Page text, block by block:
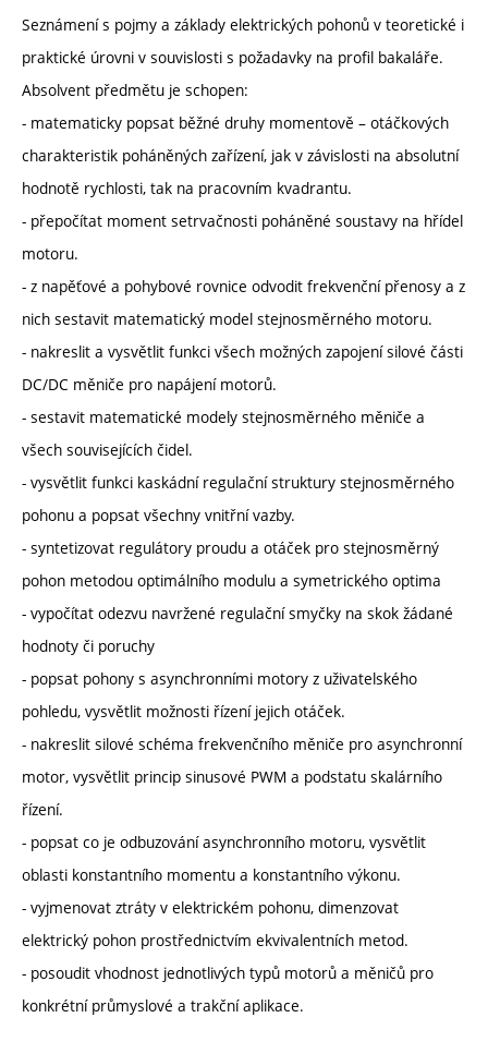
Seznámení s pojmy a základy elektrických pohonů v teoretické i
praktické úrovni v souvislosti s požadavky na profil bakaláře.
Absolvent předmětu je schopen:
- matematicky popsat běžné druhy momentově – otáčkových
charakteristik poháněných zařízení, jak v závislosti na absolutní
hodnotě rychlosti, tak na pracovním kvadrantu.
- přepočítat moment setrvačnosti poháněné soustavy na hřídel
motoru.
- z napěťové a pohybové rovnice odvodit frekvenční přenosy a z
nich sestavit matematický model stejnosměrného motoru.
- nakreslit a vysvětlit funkci všech možných zapojení silové části
DC/DC měniče pro napájení motorů.
- sestavit matematické modely stejnosměrného měniče a
všech souvisejících čidel.
- vysvětlit funkci kaskádní regulační struktury stejnosměrného
pohonu a popsat všechny vnitřní vazby.
- syntetizovat regulátory proudu a otáček pro stejnosměrný
pohon metodou optimálního modulu a symetrického optima
- vypočítat odezvu navržené regulační smyčky na skok žádané
hodnoty či poruchy
- popsat pohony s asynchronními motory z uživatelského
pohledu, vysvětlit možnosti řízení jejich otáček.
- nakreslit silové schéma frekvenčního měniče pro asynchronní
motor, vysvětlit princip sinusové PWM a podstatu skalárního
řízení.
- popsat co je odbuzování asynchronního motoru, vysvětlit
oblasti konstantního momentu a konstantního výkonu.
- vyjmenovat ztráty v elektrickém pohonu, dimenzovat
elektrický pohon prostřednictvím ekvivalentních metod.
- posoudit vhodnost jednotlivých typů motorů a měničů pro
konkrétní průmyslové a trakční aplikace.